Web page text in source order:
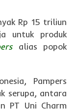
Rp 15 triliun
untuk produk
alias popok
Pampers
serupa, antara
PT Uni Charm